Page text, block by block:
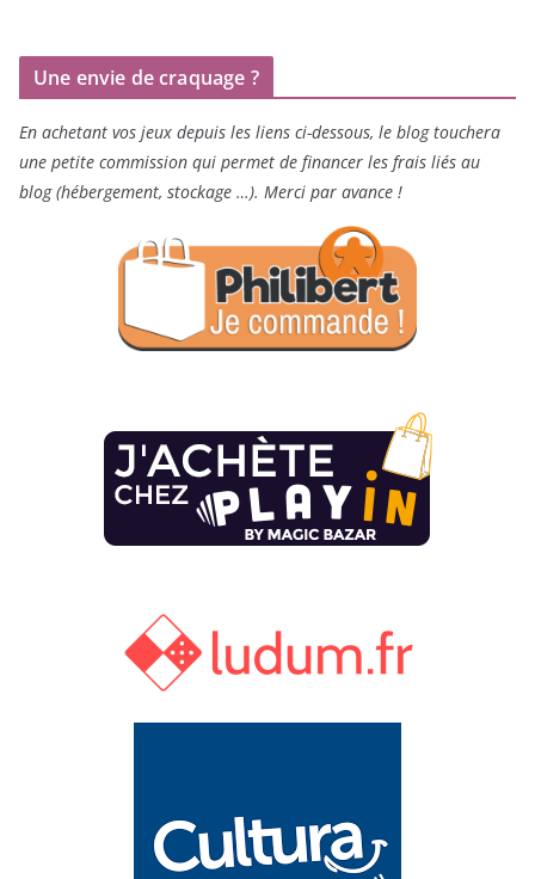
Une envie de craquage ?
En achetant vos jeux depuis les liens ci-dessous, le blog touchera
une petite commission qui permet de financer les frais liés au
blog (hébergement, stockage …). Merci par avance !